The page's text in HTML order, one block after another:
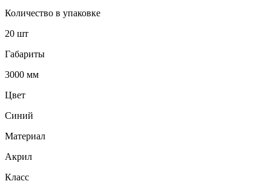
Количество в упаковке
20 шт
Габариты
3000 мм
Цвет
Синий
Материал
Акрил
Класс